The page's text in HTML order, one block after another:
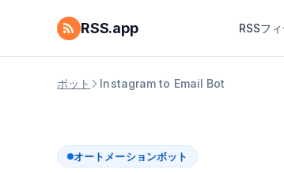
RSS.app RSSフ
ボット Instagram to Email Bot
オートメーションボット